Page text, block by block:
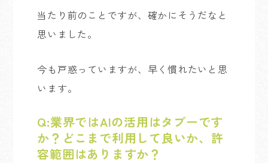
当たり前のことですが、確かに そうだなと
思いました。
今も戸惑っていますが、早く慣れたいと思
います。
Q:業界ではAIの活用はタブーです
か？ どこまで利用して良いか、 許
容範囲はありますか？